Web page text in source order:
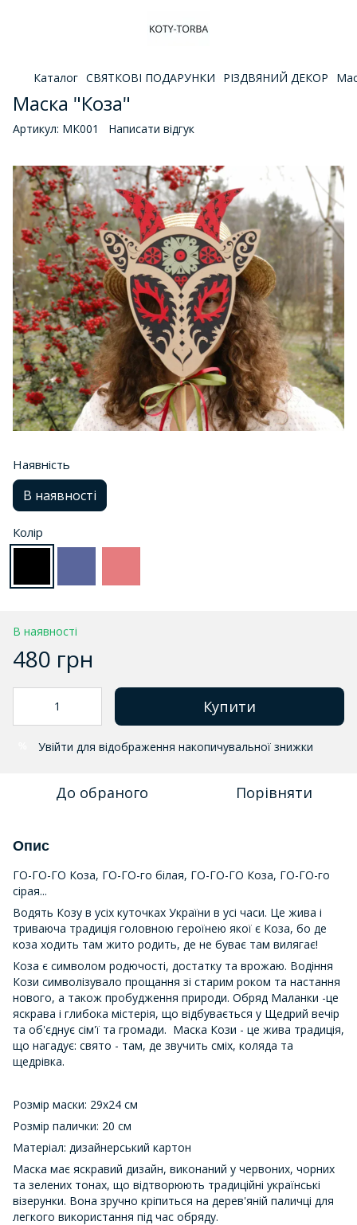
Каталог СВЯТКОВІ ПОДАРУНКИ РІЗДВЯНИЙ ДЕКОР
Маска "Коза"
Артикул: МК001 Написати відгук
Наявність
В наявності
Колір
В наявності
480 грн
Купити
Увійти для відображення накопичувальної знижки
До обраного Порівняти
Опис
ГО-ГО-ГО Коза, ГО-ГО-го білая, ГО-ГО-ГО Коза, ГО-ГО-го
сірая...
Водять Козу в усіх куточках України в усі часи. Це жива і
триваюча традиція головною героїнею якої є Коза, бо де
коза ходить там жито родить, де не буває там вилягає!
Коза є символом родючості, достатку та врожаю. Водіння
Кози символізувало прощання зі старим роком та настання
нового, а також пробудження природи. Обряд Маланки -це
яскрава і глибока містерія, що відбувається у Щедрий вечір
та об'єднує сім'ї та громади. Маска Кози - це жива традиція,
що нагадує: свято - там, де звучить сміх, коляда та
щедрівка.
Розмір маски: 29х24 см
Розмір палички: 20 см
Матеріал: дизайнерський картон
Маска має яскравий дизайн, виконаний у червоних, чорних
та зелених тонах, що відтворюють традиційні українські
візерунки. Вона зручно кріпиться на дерев'яній паличці для
легкого використання під час обряду.